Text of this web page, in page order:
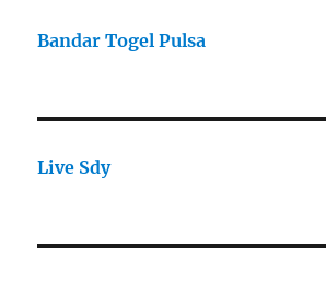
Bandar Togel Pulsa
Live Sdy